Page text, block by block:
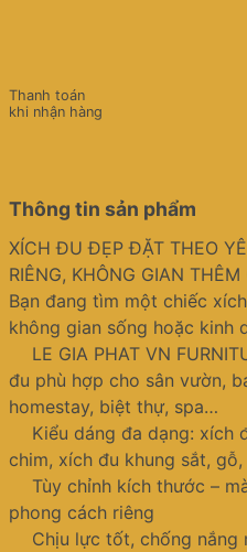
Thanh toán
khi nhận hàng
Thông tin sản phẩm
XÍCH ĐU ĐẸP ĐẶT THEO
RIÊNG, KHÔNG GIAN THÊM
Bạn đang tìm một chiếc
không gian sống hoặc kinh
LE GIA PHAT VN
đu phù hợp cho sân vườn,
homestay, biệt thự, spa…
Kiểu dáng đa dạng: xích
chim, xích đu khung sắt,
Tùy chỉnh kích thước –
phong cách riêng
Chịu lực tốt, chống nắng